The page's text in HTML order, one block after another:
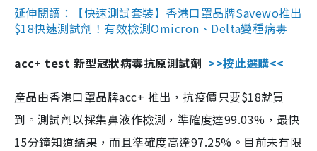
延伸閱讀：【快速測試套裝】香港口罩品牌Savewo推出
$18快速測試劑！有效檢測Omicron、Delta變種病毒
acc+ test 新型冠狀病毒抗原測試劑 >>按此選購<<
產品由香港口罩品牌acc+ 推出，抗疫價只要$18就買
到。測試劑以採集鼻液作檢測，準確度達99.03%，最快
15分鐘知道結果，而且準確度高達97.25%。目前未有限